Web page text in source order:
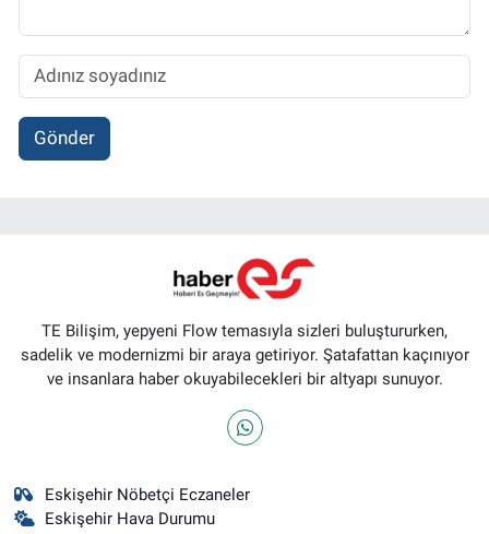
Gönder
TE Bilişim, yepyeni Flow temasıyla sizleri buluştururken,
sadelik ve modernizmi bir araya getiriyor. Şatafattan kaçınıyor
ve insanlara haber okuyabilecekleri bir altyapı sunuyor.
Eskişehir Nöbetçi Eczaneler
Eskişehir Hava Durumu